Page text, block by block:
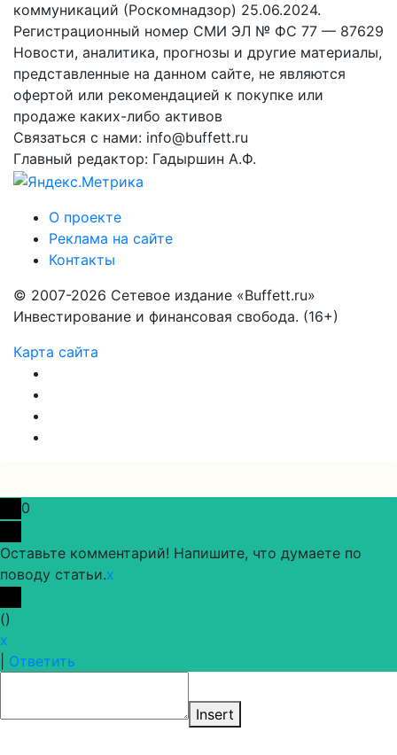
коммуникаций (Роскомнадзор) 25.06.2024.
Регистрационный номер СМИ ЭЛ № ФС 77 — 87629
Новости, аналитика, прогнозы и другие материалы,
представленные на данном сайте, не являются
офертой или рекомендацией к покупке или
продаже каких-либо активов
Связаться с нами: info@buffett.ru
Главный редактор: Гадыршин А.Ф.
О проекте
Реклама на сайте
Контакты
© 2007-2026 Сетевое издание «Buffett.ru»
Инвестирование и финансовая свобода. (16+)
Карта сайта
0
Оставьте комментарий! Напишите, что думаете по
поводу статьи.x
()
x
Ответить
Insert